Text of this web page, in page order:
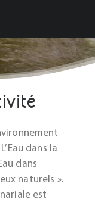
dans la
dans
naturels ».
est